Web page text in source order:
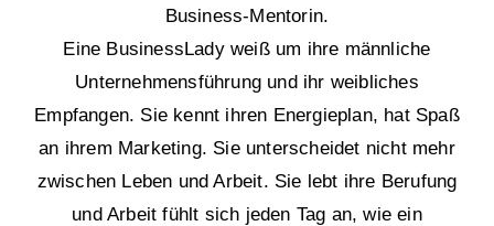
Business-Mentorin.
Eine BusinessLady weiß um ihre männliche
Unternehmensführung und ihr weibliches
Empfangen. Sie kennt ihren Energieplan, hat Spaß
an ihrem Marketing. Sie unterscheidet nicht mehr
zwischen Leben und Arbeit. Sie lebt ihre Berufung
und Arbeit fühlt sich jeden Tag an, wie ein